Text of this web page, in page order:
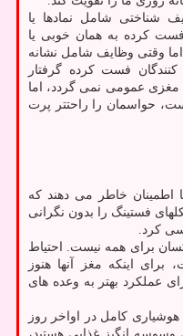
شناختی شامل نمادها یا
کرده به همان خوبی یا
وقتی وظایف شامل نشانه
فست کرده گرفتار
عمومی نمی گردد، اما
حواسمان را راحتتر پرت
اطمینان خاطر می دهند که
فستینگ را بدون نگرانی
کرد.
برای همه نیست. احتیاط
برای اینکه مغز آنها هنوز
عملکرد بهتر به وعده های
کامل در اواخر روز